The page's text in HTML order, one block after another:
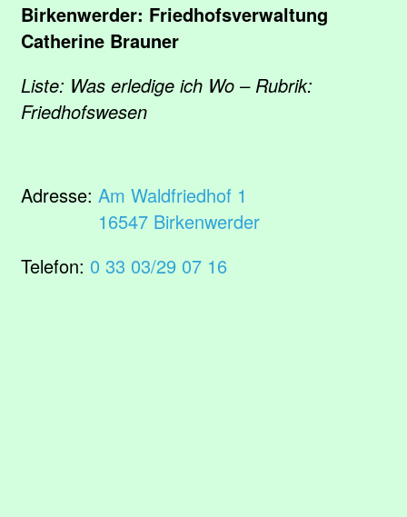
Birkenwerder: Friedhofsverwaltung
Catherine Brauner
Liste: Was erledige ich Wo – Rubrik:
Friedhofswesen
Adresse: Am Waldfriedhof 1
16547 Birkenwerder
Telefon: 0 33 03/29 07 16